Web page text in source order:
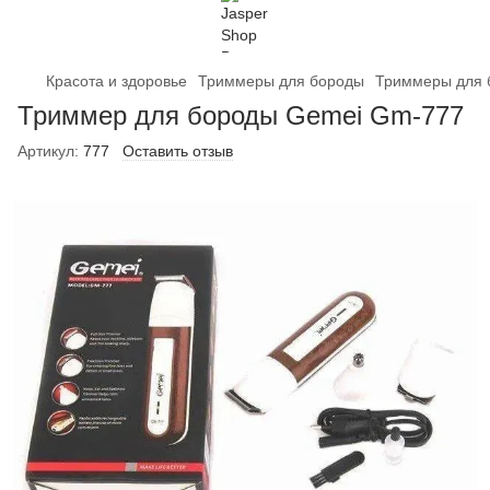
Красота и здоровье Триммеры для бороды Триммеры для
Триммер для бороды Gemei Gm-777
Артикул: 777 Оставить отзыв